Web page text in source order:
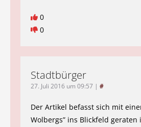
0
0
Stadtbürger
27. Juli 2016 um 09:57 | #
Der Artikel befasst sich mit
Wolbergs” ins Blickfeld